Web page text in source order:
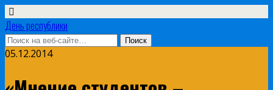
День республики
05.12.2014